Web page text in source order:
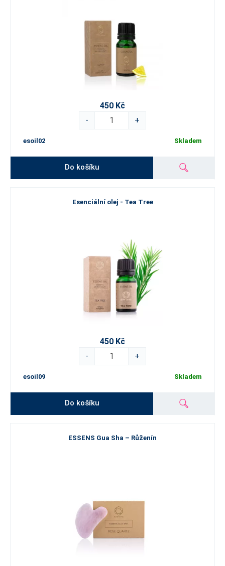
450 Kč
-
+
esoil02 Skladem
Do košíku
Esenciální olej - Tea Tree
450 Kč
-
+
esoil09 Skladem
Do košíku
ESSENS Gua Sha – Růženín